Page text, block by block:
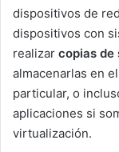
dispositivos de
dispositivos con
realizar copias de
almacenarlas en
particular, o
aplicaciones si
virtualización.